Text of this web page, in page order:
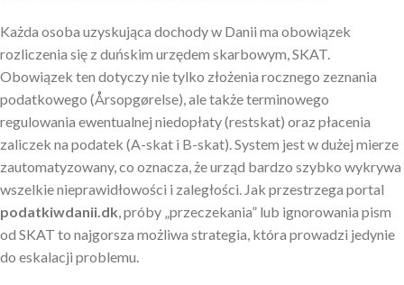
Każda osoba uzyskująca dochody w Danii ma obowiązek
rozliczenia się z duńskim urzędem skarbowym, SKAT.
Obowiązek ten dotyczy nie tylko złożenia rocznego zeznania
podatkowego (Årsopgørelse), ale także terminowego
regulowania ewentualnej niedopłaty (restskat) oraz płacenia
zaliczek na podatek (A-skat i B-skat). System jest w dużej mierze
zautomatyzowany, co oznacza, że urząd bardzo szybko wykrywa
wszelkie nieprawidłowości i zaległości. Jak przestrzega portal
podatkiwdanii.dk, próby „przeczekania” lub ignorowania pism
od SKAT to najgorsza możliwa strategia, która prowadzi jedynie
do eskalacji problemu.